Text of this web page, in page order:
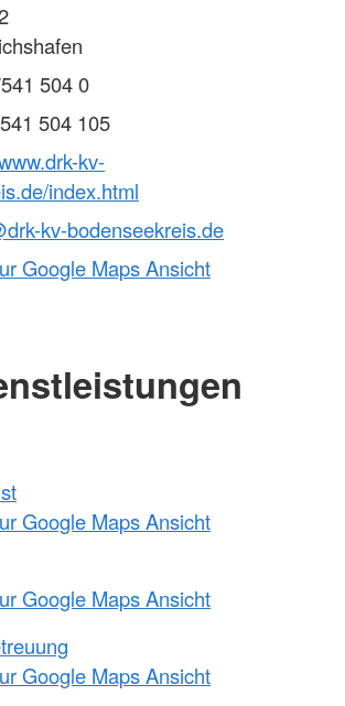
504 0
504 105
kv-
index.html
kv-bodenseekreis.de
Google Maps Ansicht
Google Maps Ansicht
Google Maps Ansicht
Google Maps Ansicht